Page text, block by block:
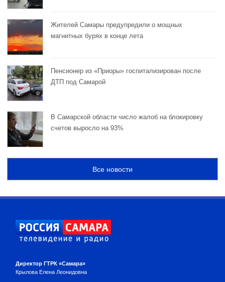
Жителей Самары предупредили о мощных
магнитных бурях в конце лета
Пенсионер из «Приоры» госпитализирован после
ДТП под Самарой
В Самарской области число жалоб на блокировку
счетов выросло на 93%
Все новости
Директор ГТРК «Самара»
Крылова Елена Леонидовна